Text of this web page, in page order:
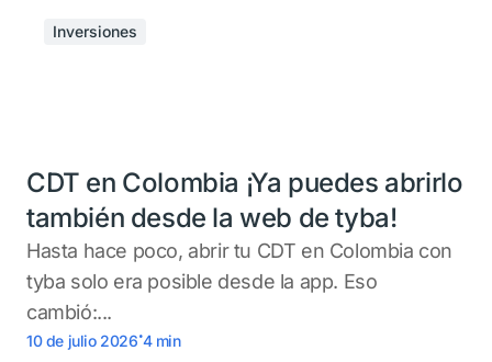
Inversiones
CDT en Colombia ¡Ya puedes abrirlo
también desde la web de tyba!
Hasta hace poco, abrir tu CDT en Colombia con
tyba solo era posible desde la app. Eso
cambió:...
10 de julio 2026.4 min